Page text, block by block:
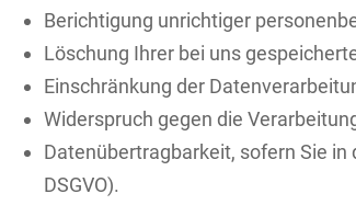
Berichtigung unrichtiger
Löschung Ihrer bei uns
Einschränkung der
Widerspruch gegen die
Datenübertragbarkeit, sofern Sie
DSGVO).